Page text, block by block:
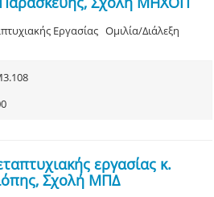
Εργασίας Ομιλία/Διάλεξη
εργασίας κ.
Σχολή ΜΠΔ